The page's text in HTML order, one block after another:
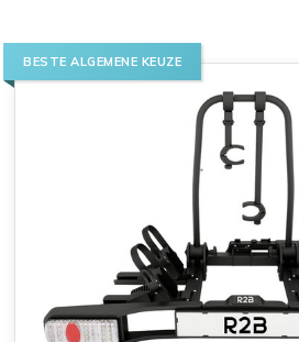
BESTE ALGEMENE KEUZE